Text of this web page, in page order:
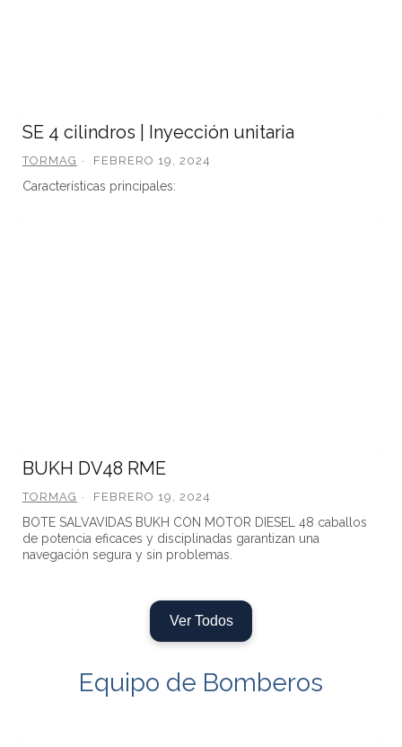
SE 4 cilindros | Inyección unitaria
TORMAG FEBRERO 19, 2024
Características principales:
BUKH DV48 RME
TORMAG FEBRERO 19, 2024
BOTE SALVAVIDAS BUKH CON MOTOR DIESEL 48 caballos
de potencia eficaces y disciplinadas garantizan una
navegación segura y sin problemas.
Ver Todos
Equipo de Bomberos